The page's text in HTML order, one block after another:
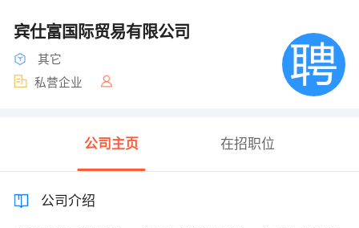
宾仕富国际贸易有限公司
其它
私营企业
公司主页 在招职位
公司介绍